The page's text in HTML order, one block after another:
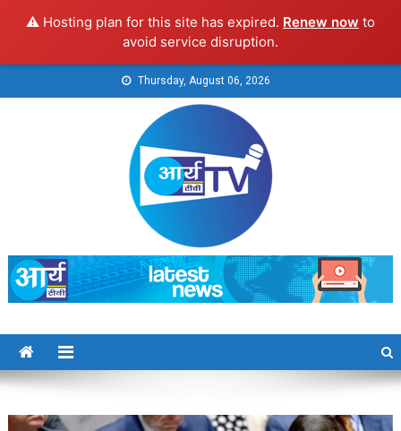
⚠️ Hosting plan for this site has expired. Renew now to
avoid service disruption.
to
Thursday, August 06, 2026
Arya TV